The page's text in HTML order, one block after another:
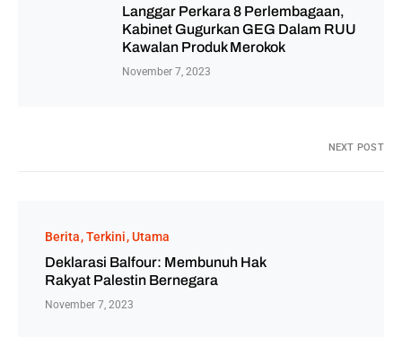
Langgar Perkara 8 Perlembagaan,
Kabinet Gugurkan GEG Dalam RUU
Kawalan Produk Merokok
November 7, 2023
NEXT POST
Berita Terkini Utama
Deklarasi Balfour: Membunuh Hak
Rakyat Palestin Bernegara
November 7, 2023